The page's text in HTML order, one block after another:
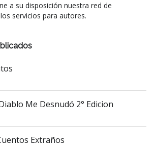
a su disposición nuestra red de
servicios para autores.
Me Desnudó 2° Edicion
Extraños